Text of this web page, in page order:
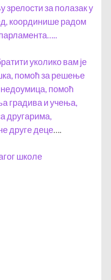
зрелости за полазак у
координише радом
уколико вам је
помоћ за решење
помоћ
градива и учења,
другарима,
друге деце….
школе